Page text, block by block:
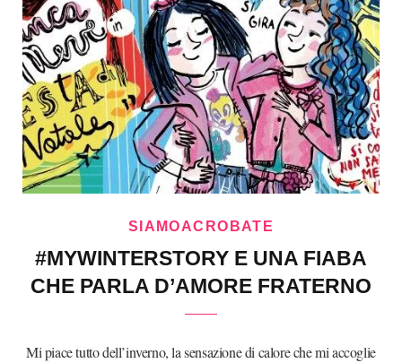
SIAMOACROBATE
#MYWINTERSTORY E UNA FIABA
CHE PARLA D’AMORE FRATERNO
Mi piace tutto dell’inverno, la sensazione di calore che mi accoglie